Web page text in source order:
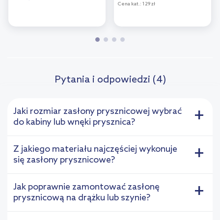
Cena kat.: 129 zł
Pytania i odpowiedzi (4)
Jaki rozmiar zasłony prysznicowej wybrać
do kabiny lub wnęki prysznica?
+
Z jakiego materiału najczęściej wykonuje
się zasłony prysznicowe?
+
Jak poprawnie zamontować zasłonę
prysznicową na drążku lub szynie?
+